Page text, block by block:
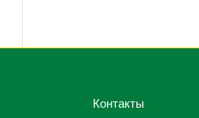
Контакты